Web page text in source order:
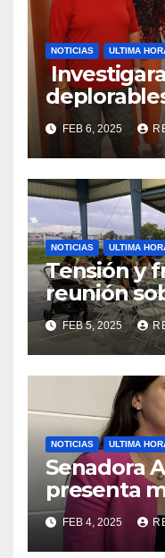
NOTICIAS ULTIMA
facilidades
de la
FEB 6, 2025
NOTICIAS ULTIMA
Tensión y
reunión
Reparto
FEB 5, 2025
NOTICIAS ULTIMA
Senadora
presenta
violencia
FEB 4, 2025